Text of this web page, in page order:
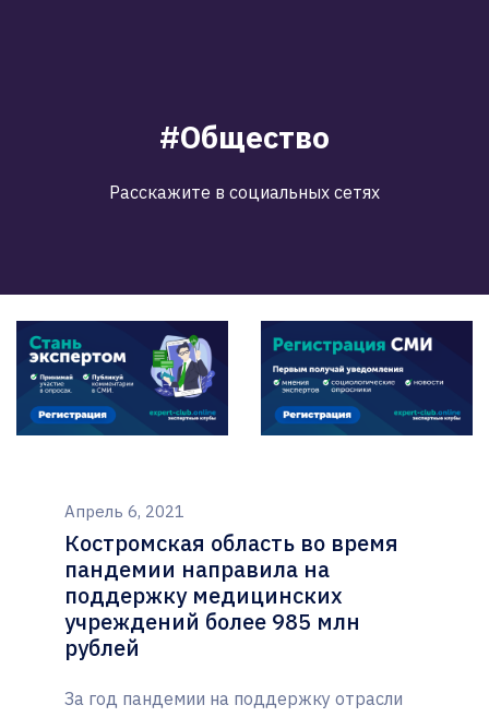
#Общество
Расскажите в социальных сетях
Апрель 6, 2021
Костромская область во время
пандемии направила на
поддержку медицинских
учреждений более 985 млн
рублей
За год пандемии на поддержку отрасли